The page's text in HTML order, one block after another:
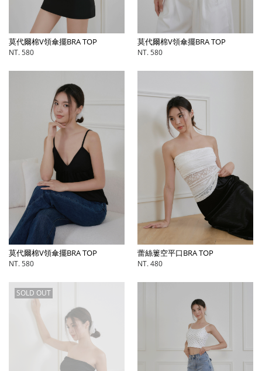
莫代爾棉V領傘擺BRA TOP
NT. 580
莫代爾棉V領傘擺BRA TOP
NT. 580
莫代爾棉V領傘擺BRA TOP
NT. 580
蕾絲簍空平口BRA TOP
NT. 480
SOLD OUT